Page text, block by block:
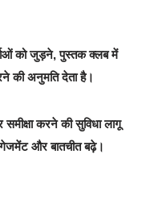
को जुड़ने, पुस्तक क्लब में
की अनुमति देता है।
करने की सुविधा लागू
और बातचीत बढ़े।